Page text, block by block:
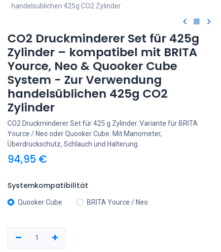
handelsüblichen 425g CO2 Zylinder
CO2 Druckminderer Set für 425g
Zylinder – kompatibel mit BRITA
Yource, Neo & Quooker Cube
System - Zur Verwendung
handelsüblichen 425g CO2
Zylinder
CO2 Druckminderer Set für 425 g Zylinder. Variante für BRITA
Yource / Neo oder Quooker Cube. Mit Manometer,
Überdruckschutz, Schlauch und Halterung.
94,95 €
Systemkompatibilität
Quooker Cube BRITA Yource / Neo